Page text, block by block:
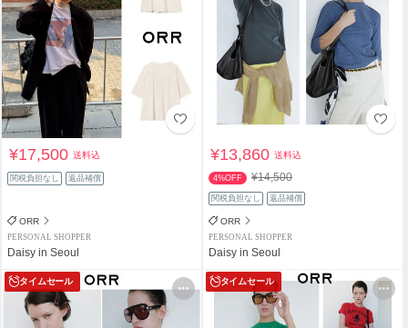
¥17,500送料込
関税負担なし 返品補償
ORR
PERSONAL SHOPPER
Daisy in Seoul
¥13,860送料込
4%OFF ¥14,500
関税負担なし 返品補償
ORR
PERSONAL SHOPPER
Daisy in Seoul
タイムセール タイムセール